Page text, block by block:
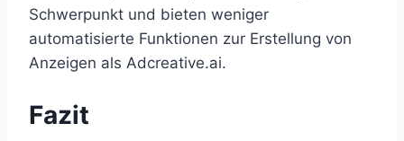
Schwerpunkt und bieten weniger
automatisierte Funktionen zur Erstellung von
Anzeigen als Adcreative.ai.
Fazit